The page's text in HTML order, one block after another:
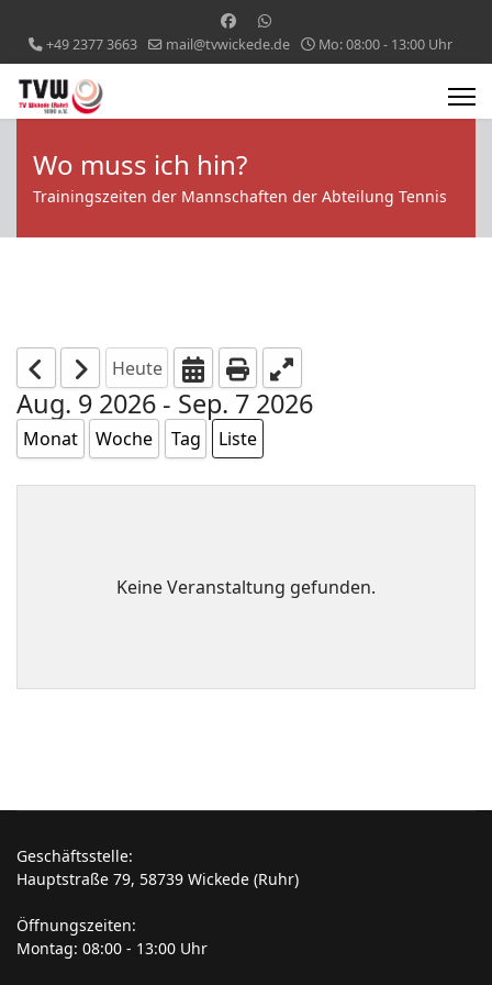
+49 2377 3663 mail@tvwickede.de Mo: 08:00 - 13:00 Uhr
Wo muss ich hin?
Trainingszeiten der Mannschaften der Abteilung Tennis
Heute
Aug. 9 2026 - Sep. 7 2026
Monat Woche Tag Liste
Keine Veranstaltung gefunden.
Geschäftsstelle:
Hauptstraße 79, 58739 Wickede (Ruhr)
Öffnungszeiten:
Montag: 08:00 - 13:00 Uhr